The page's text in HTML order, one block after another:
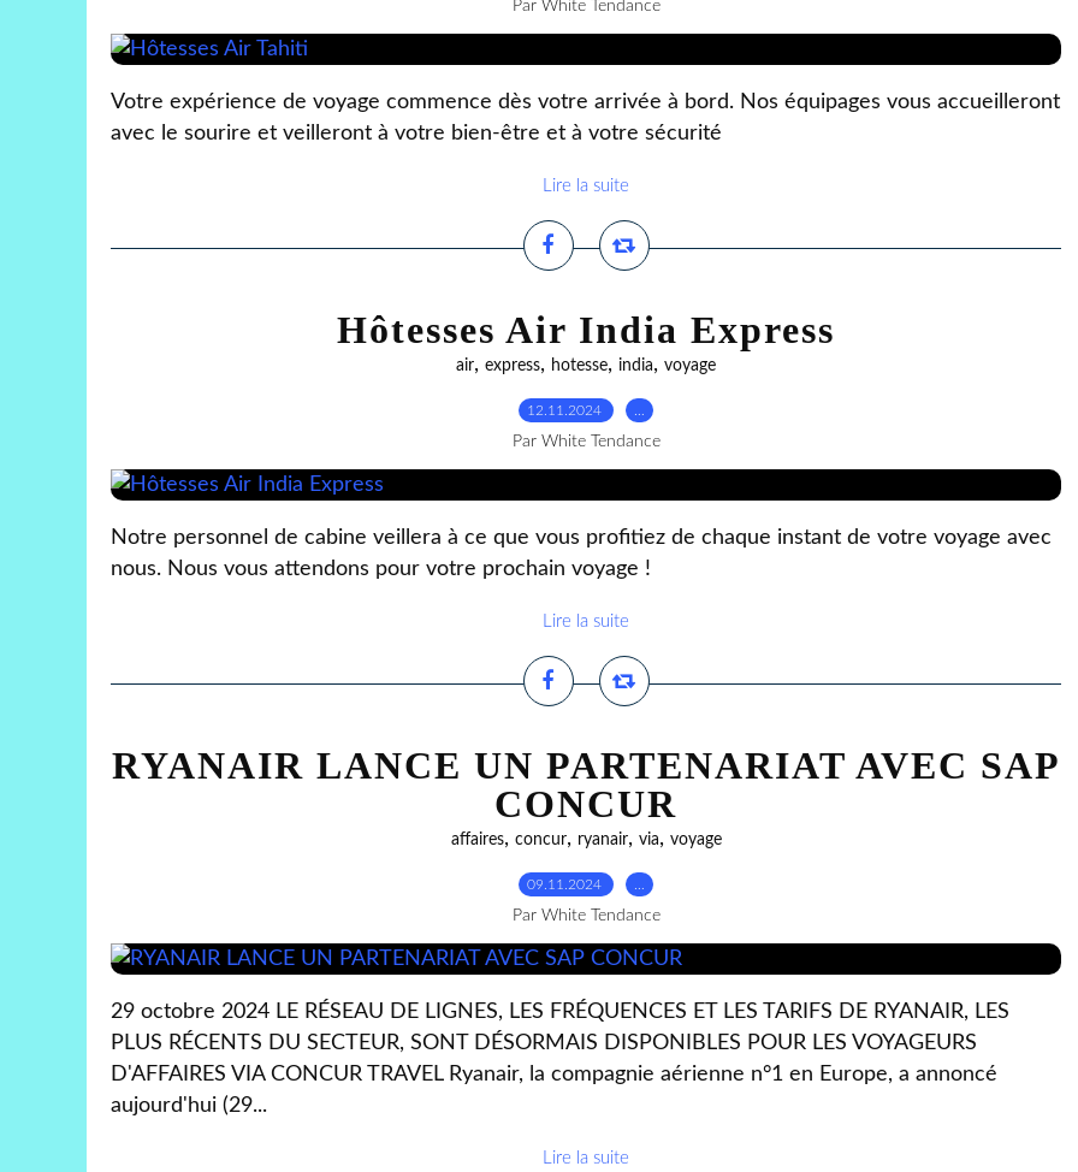
Par White Tendance
Votre expérience de voyage commence dès votre arrivée à bord. Nos équipages vous accueilleront
avec le sourire et veilleront à votre bien-être et à votre sécurité
Lire la suite
Hôtesses Air India Express
air, express, hotesse, india, voyage
12.11.2024
Par White Tendance
Notre personnel de cabine veillera à ce que vous profitiez de chaque instant de votre voyage avec
nous. Nous vous attendons pour votre prochain voyage !
Lire la suite
RYANAIR LANCE UN PARTENARIAT AVEC SAP
CONCUR
affaires, concur, ryanair, via, voyage
09.11.2024
Par White Tendance
29 octobre 2024 LE RÉSEAU DE LIGNES, LES FRÉQUENCES ET LES TARIFS DE RYANAIR, LES
PLUS RÉCENTS DU SECTEUR, SONT DÉSORMAIS DISPONIBLES POUR LES VOYAGEURS
D'AFFAIRES VIA CONCUR TRAVEL Ryanair, la compagnie aérienne n°1 en Europe, a annoncé
aujourd'hui (29...
Lire la suite